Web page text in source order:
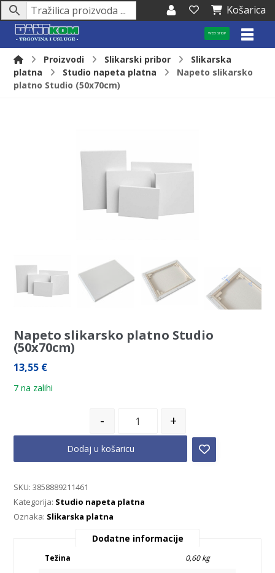
Košarica
WEB SHOP
Proizvodi Slikarski pribor
Slikarska
platna
Studio napeta platna
Napeto slikarsko
platno Studio (50x70cm)
Napeto slikarsko platno Studio
(50x70cm)
13,55 €
7 na zalihi
- +
Dodaj u košaricu
SKU:3858889211461
Kategorija: Studio napeta platna
Oznaka: Slikarska platna
Dodatne informacije
Težina
0,60 kg